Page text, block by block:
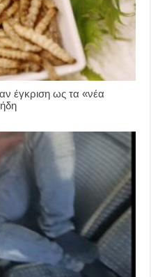
έγκριση ως τα «νέα